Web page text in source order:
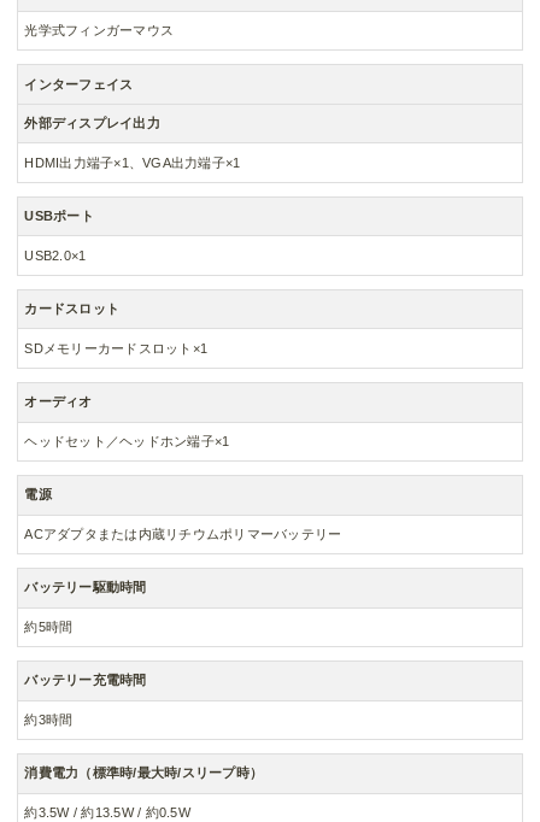
光学式フィンガーマウス
インターフェイス
外部ディスプレイ出力
HDMI出力端子×1、VGA出力端子×1
USBポート
USB2.0×1
カードスロット
SDメモリーカードスロット×1
オーディオ
ヘッドセット／ヘッドホン端子×1
電源
ACアダプタまたは内蔵リチウムポリマーバッテリー
バッテリー駆動時間
約5時間
バッテリー充電時間
約3時間
消費電力（標準時/最大時/スリープ時）
約3.5W / 約13.5W / 約0.5W